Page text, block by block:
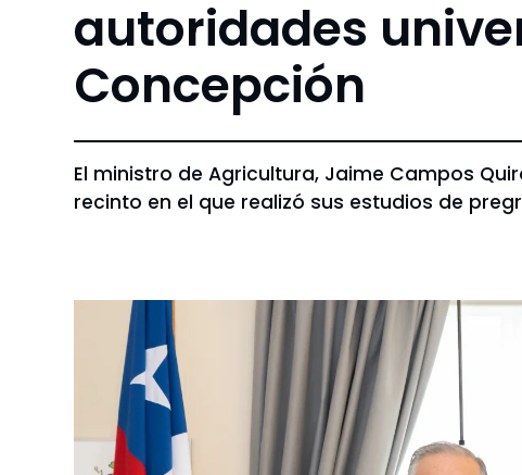
autoridades
Concepción
El ministro de Agricultura, Jaime Campos
recinto en el que realizó sus estudios de